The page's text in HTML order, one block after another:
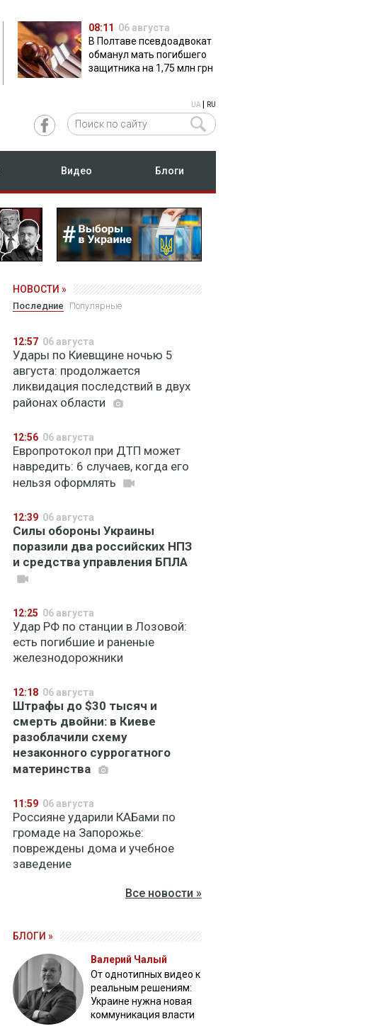
08:11 06 августа
В Полтаве псевдоадвокат
обманул мать погибшего
защитника на 1,75 млн грн
UA RU
Видео Блоги
НОВОСТИ »
Последние Популярные
12:57 06 августа
Удары по Киевщине ночью 5
августа: продолжается
ликвидация последствий в двух
районах области
12:56 06 августа
Европротокол при ДТП может
навредить: 6 случаев, когда его
нельзя оформлять
12:39 06 августа
Силы обороны Украины
поразили два российских НПЗ
и средства управления БПЛА
12:25 06 августа
Удар РФ по станции в Лозовой:
есть погибшие и раненые
железнодорожники
12:18 06 августа
Штрафы до $30 тысяч и
смерть двойни: в Киеве
разоблачили схему
незаконного суррогатного
материнства
11:59 06 августа
Россияне ударили КАБами по
громаде на Запорожье:
повреждены дома и учебное
заведение
Все новости »
БЛОГИ »
Валерий Чалый
От однотипных видео к
реальным решениям:
Украине нужна новая
коммуникация власти